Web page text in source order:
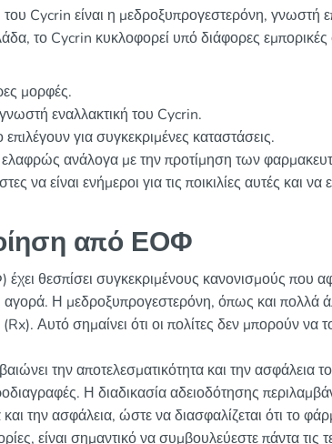
Cycrin είναι η μεδροξυπρογεστερόνη, γνωστή
το Cycrin κυκλοφορεί υπό διάφορες εμπορικές
μορφές.
εναλλακτική του Cycrin.
για συγκεκριμένες καταστάσεις.
ανάλογα με την προτίμηση των
να είναι ενήμεροι για τις ποικιλίες αυτές και
από ΕΟΦ
θεσπίσει συγκεκριμένους κανονισμούς που
Η μεδροξυπρογεστερόνη, όπως και πολλά
Αυτό σημαίνει ότι οι πολίτες δεν μπορούν να
την αποτελεσματικότητα και την
Η διαδικασία αδειοδότησης
την ασφάλεια, ώστε να διασφαλίζεται ότι το
είναι σημαντικό να συμβουλεύεστε πάντα τις